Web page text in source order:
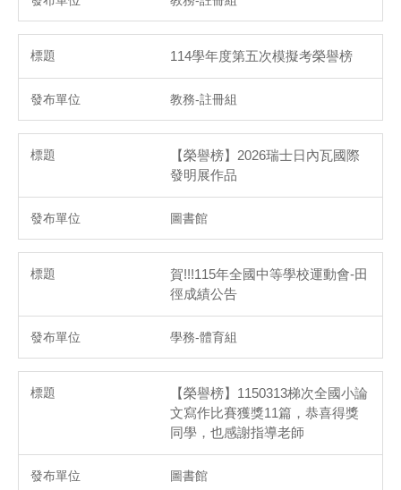
114學年度第五次模擬考榮譽榜
教務-註冊組
【榮譽榜】2026瑞士日內瓦國際
發明展作品
圖書館
賀!!!115年全國中等學校運動會-田
徑成績公告
學務-體育組
【榮譽榜】1150313梯次全國小論
文寫作比賽獲獎11篇，恭喜得獎
同學，也感謝指導老師
圖書館